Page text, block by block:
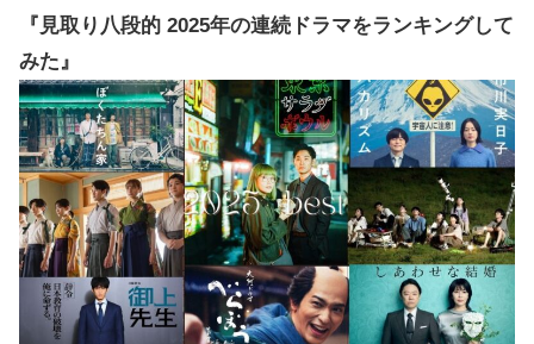
『見取り八段的 2025年の連続ドラマをランキングして
みた』